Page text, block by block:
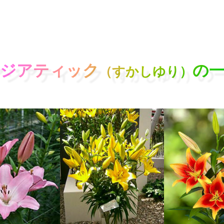
アティック （すかしゆり） の